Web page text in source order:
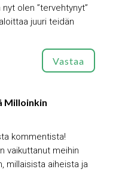
olen ”tervehtynyt”
juuri teidän
Vastaa
Milloinkin
kommentista!
vaikuttanut meihin
millaisista aiheista ja